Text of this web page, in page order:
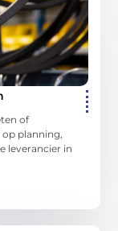
of
planning,
leverancier in